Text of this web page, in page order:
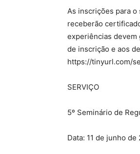
As inscrições para
receberão
experiências devem
de inscrição e aos
https://tinyurl.com/
SERVIÇO
5º Seminário de
Data: 11 de junho de